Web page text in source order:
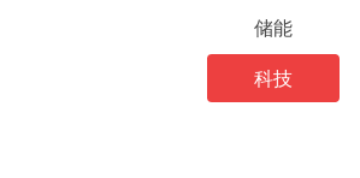
储能
科技